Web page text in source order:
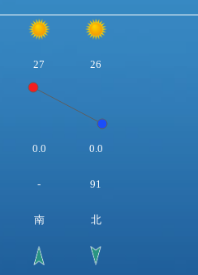
27 26
0.0 0.0
- 91
南 北